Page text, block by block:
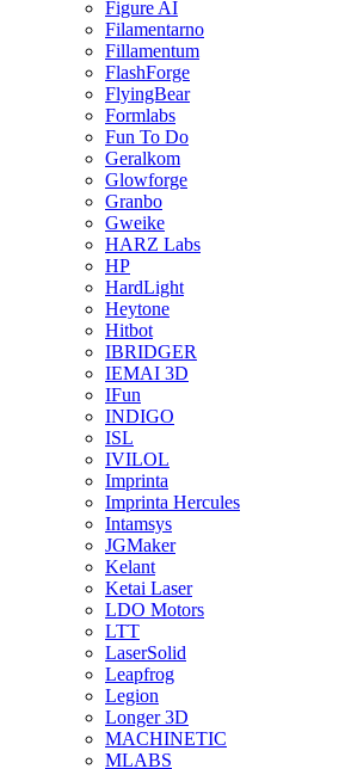
Figure AI
Filamentarno
Fillamentum
FlashForge
FlyingBear
Formlabs
Fun To Do
Geralkom
Glowforge
Granbo
Gweike
HARZ Labs
HP
HardLight
Heytone
Hitbot
IBRIDGER
IEMAI 3D
IFun
INDIGO
ISL
IVILOL
Imprinta
Imprinta Hercules
Intamsys
JGMaker
Kelant
Ketai Laser
LDO Motors
LTT
LaserSolid
Leapfrog
Legion
Longer 3D
MACHINETIC
MLABS